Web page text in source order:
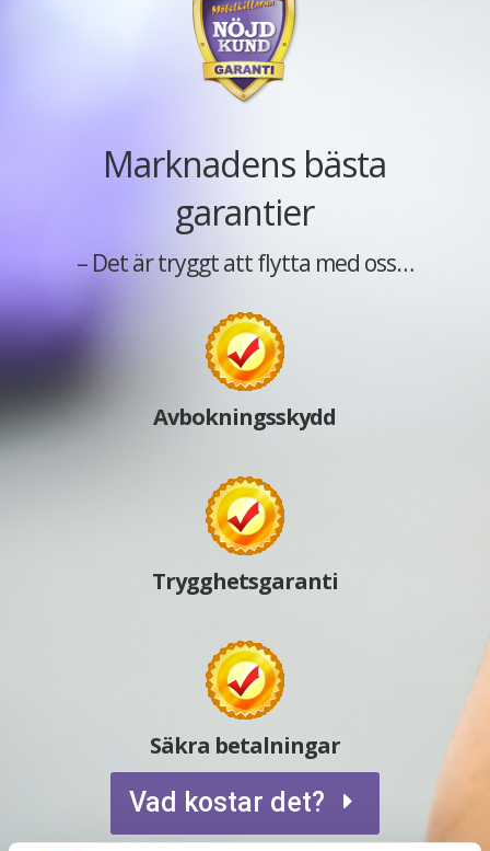
Marknadens bästa
garantier
– Det är tryggt att flytta med oss…
Avbokningsskydd
Trygghetsgaranti
Säkra betalningar
Vad kostar det?